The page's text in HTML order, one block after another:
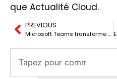
que Actualité Cloud.
PREVIOUS
Microsoft Teams transforme le réseau Wi-Fi du bureau en une signalisation de présence professionnelle